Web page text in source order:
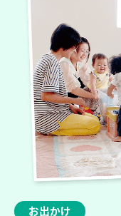
お出かけ